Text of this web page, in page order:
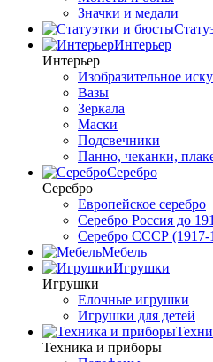
Значки и медали
Интерьер
Интерьер
Изобразительное
Вазы
Зеркала
Маски
Подсвечники
Панно, чеканки,
Серебро
Серебро
Европейское серебро
Серебро Россия до
Серебро СССР (1917-
Мебель
Игрушки
Игрушки
Елочные игрушки
Игрушки для детей
Техника и приборы